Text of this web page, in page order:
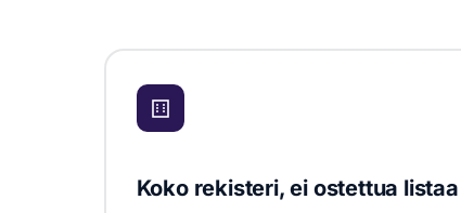
Koko rekisteri, ei ostettua listaa